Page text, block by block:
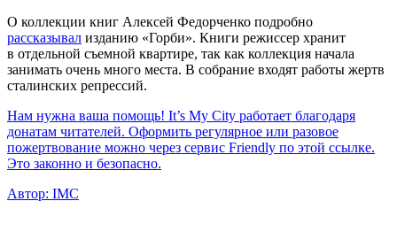
О коллекции книг Алексей Федорченко подробно
рассказывал изданию «Горби». Книги режиссер хранит
в отдельной съемной квартире, так как коллекция начала
занимать очень много места. В собрание входят работы жертв
сталинских репрессий.
Нам нужна ваша помощь! It’s My City работает благодаря
донатам читателей. Оформить регулярное или разовое
пожертвование можно через сервис Friendly по этой ссылке.
Это законно и безопасно.
Автор: IMC